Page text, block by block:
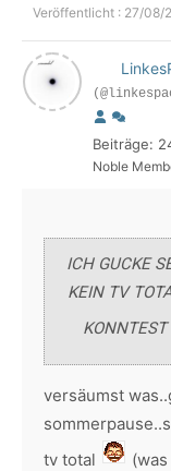
Veröffentlicht : 27/08/
Beiträge:
Noble
ICH GUCKE
KEIN TV
versäumst
tv total